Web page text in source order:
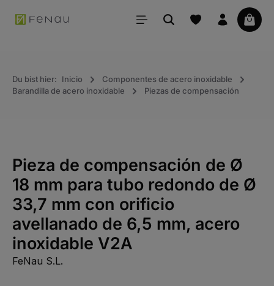
principal La
Du bist hier: Inicio
Componentes de acero inoxidable
Barandilla de acero inoxidable
Piezas de compensación
Pieza de compensación de Ø
18 mm para tubo redondo de Ø
33,7 mm con orificio
avellanado de 6,5 mm, acero
inoxidable V2A
FeNau S.L.